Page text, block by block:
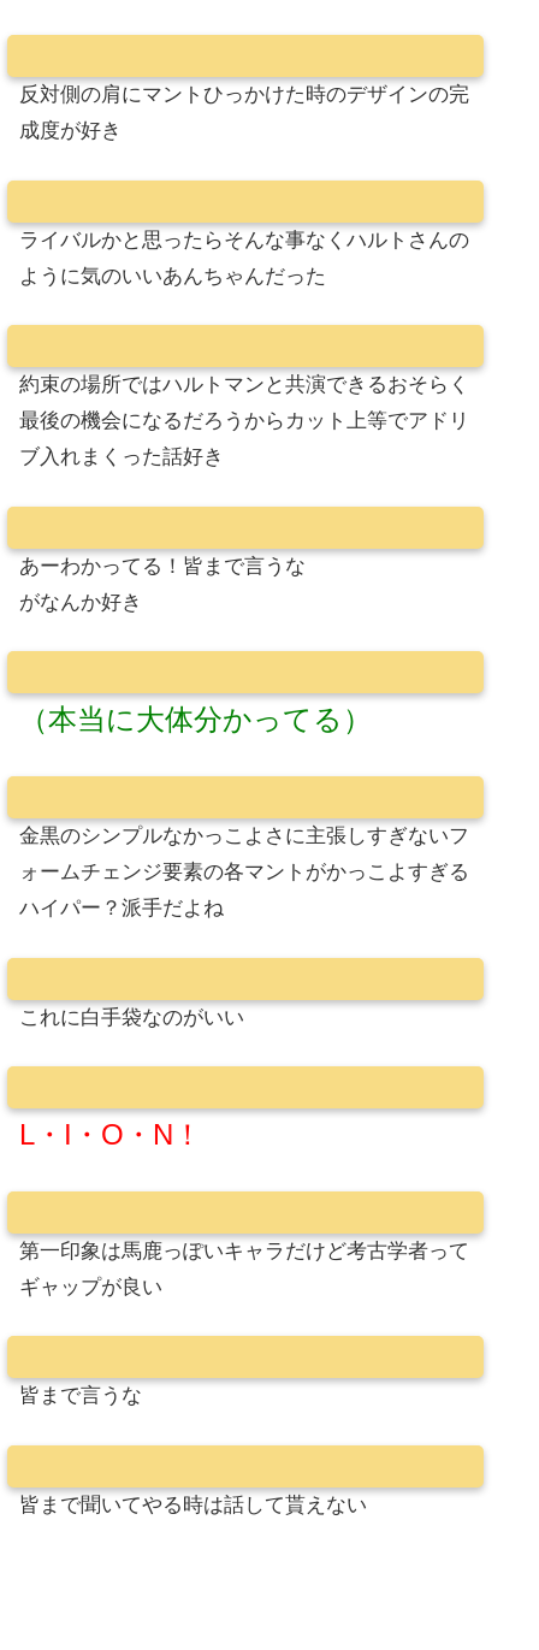
反対側の肩にマントひっかけた時のデザインの完
成度が好き
ライバルかと思ったらそんな事なくハルトさんの
ように気のいいあんちゃんだった
約束の場所ではハルトマンと共演できるおそらく
最後の機会になるだろうからカット上等でアドリ
ブ入れまくった話好き
あーわかってる！皆まで言うな
がなんか好き
（本当に大体分かってる）
金黒のシンプルなかっこよさに主張しすぎないフ
ォームチェンジ要素の各マントがかっこよすぎる
ハイパー？派手だよね
これに白手袋なのがいい
L・I・O・N！
第一印象は馬鹿っぽいキャラだけど考古学者って
ギャップが良い
皆まで言うな
皆まで聞いてやる時は話して貰えない